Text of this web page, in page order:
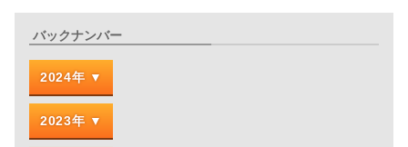
バックナンバー
2024年
2023年